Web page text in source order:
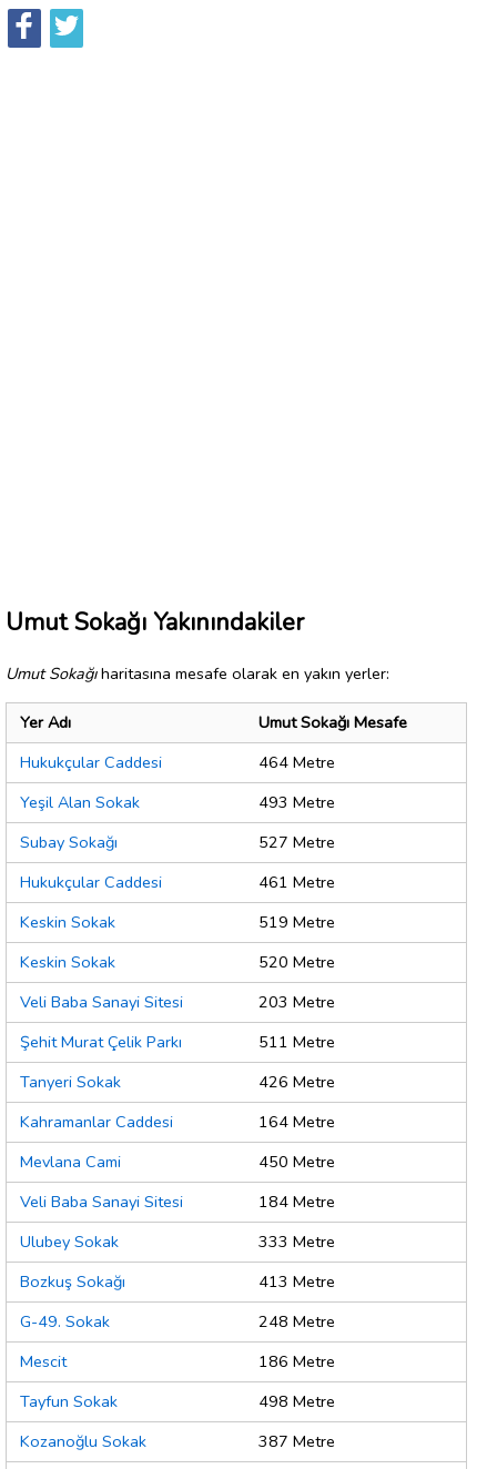
Umut Sokağı Yakınındakiler
Umut Sokağıharitasına mesafe olarak en yakın yerler:
Yer Adı
Umut Sokağı Mesafe
Hukukçular Caddesi
464 Metre
Yeşil Alan Sokak
493 Metre
Subay Sokağı
527 Metre
Hukukçular Caddesi
461 Metre
Keskin Sokak
519 Metre
Keskin Sokak
520 Metre
Veli Baba Sanayi Sitesi
203 Metre
Şehit Murat Çelik Parkı
511 Metre
Tanyeri Sokak
426 Metre
Kahramanlar Caddesi
164 Metre
Mevlana Cami
450 Metre
Veli Baba Sanayi Sitesi
184 Metre
Ulubey Sokak
333 Metre
Bozkuş Sokağı
413 Metre
G-49. Sokak
248 Metre
Mescit
186 Metre
Tayfun Sokak
498 Metre
Kozanoğlu Sokak
387 Metre